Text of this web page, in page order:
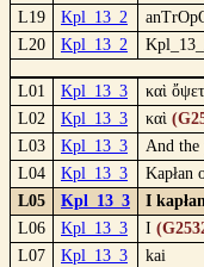
L19
Kpl_13_2
L20
Kpl_13_2
L01 Kpl_13_3
καὶ
L02
Kpl_13_3 καὶ
L03
Kpl_13_3
And the
L04
Kpl_13_3
Kapłan
L05
Kpl_13_3
I
L06
Kpl_13_3 I
L07
Kpl_13_3 kai